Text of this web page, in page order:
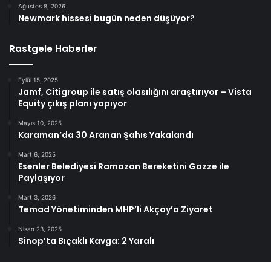
Ağustos 8, 2026
Newmark hissesi bugün neden düşüyor?
Rastgele Haberler
Eylül 15, 2025
Jamf, Citigroup ile satış olasılığını araştırıyor – Vista
Equity çıkış planı yapıyor
Mayıs 10, 2025
Karaman’da 30 Aranan Şahıs Yakalandı
Mart 6, 2025
Esenler Belediyesi Ramazan Bereketini Gazze ile
Paylaşıyor
Mart 3, 2026
Temad Yönetiminden MHP’li Akçay’a Ziyaret
Nisan 23, 2025
Sinop’ta Bıçaklı Kavga: 2 Yaralı